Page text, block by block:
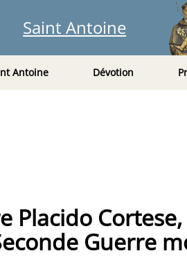
Saint Antoine
Antoine Dévotion
Placido
Guerre